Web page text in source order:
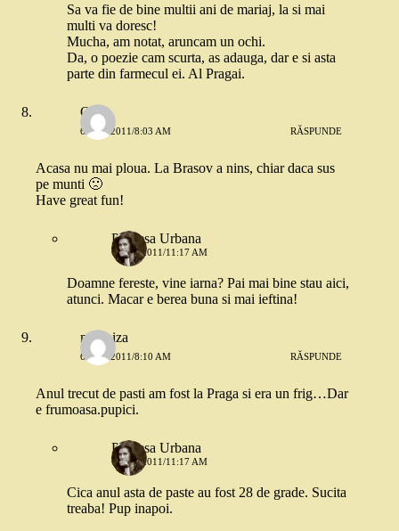
Sa va fie de bine multii ani de mariaj, la si mai
multi va doresc!
Mucha, am notat, aruncam un ochi.
Da, o poezie cam scurta, as adauga, dar e si asta
parte din farmecul ei. Al Pragai.
Oana
6 MAI 2011/8:03 AM RĂSPUNDE
Acasa nu mai ploua. La Brasov a nins, chiar daca sus
pe munti 🙁
Have great fun!
Printesa Urbana
6 MAI 2011/11:17 AM
Doamne fereste, vine iarna? Pai mai bine stau aici,
atunci. Macar e berea buna si mai ieftina!
modniza
6 MAI 2011/8:10 AM RĂSPUNDE
Anul trecut de pasti am fost la Praga si era un frig…Dar
e frumoasa.pupici.
Printesa Urbana
6 MAI 2011/11:17 AM
Cica anul asta de paste au fost 28 de grade. Sucita
treaba! Pup inapoi.